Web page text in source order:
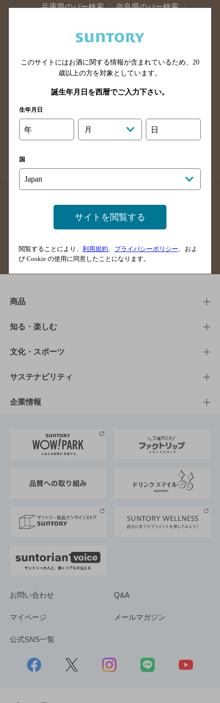
兵庫県のバー検索
奈良県のバー検索
広島県のバー検索
岡山県のバー検索
島根県のバー検索
徳島県のバー検索
高知県のバー検索
福岡県のバー検索
長崎県のバー検索
大分県のバー検索
熊本県のバー検索
掲載店舗様ログイン
サイトマップ ご意見・ご感想
商品
商品TOP
商品一覧
商品発売情報
栄養成分一覧
知る・楽しむ
知る・楽しむTOP
キャンペーン
工場見学
地域情報
文化・スポーツ
文化・スポーツTOP
サントリーホール
サントリーサンバーズ大阪
サステナビリティ
サステナビリティTOP
サントリーが考えるサステナビリティ経営
企業情報
企業概要
採用情報
お問い合わせ Q&A
マイページ メールマガジン
公式SNS一覧
このサイトにはお酒に関する情報が含まれているため、 20
歳以上の方を対象としています。
誕生年月日を西暦でご入力下さい。
生年月日
年 月 日
国
サイトを閲覧する
閲覧することにより、 利用規約 プライバシーポリシー 、およ
び Cookie の使用に同意したことになります。